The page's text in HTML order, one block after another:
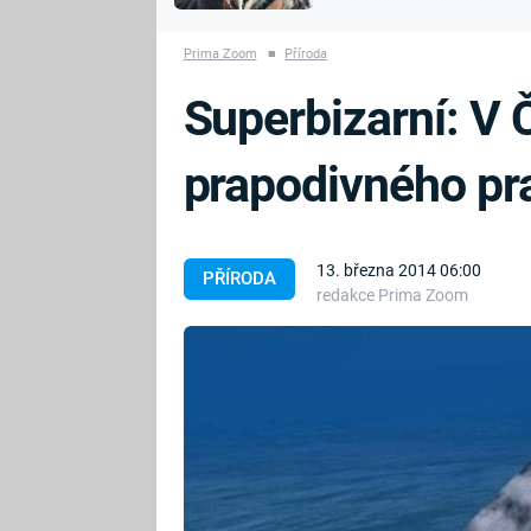
PRVNÍ SVĚTOVÁ
BRITSKÁ
RODINA
Prima Zoom ■ Příroda
PŘÍRODA
13. března 2014 06:00
redakce Prima Zoom
Superbizarní: V
prapodivného